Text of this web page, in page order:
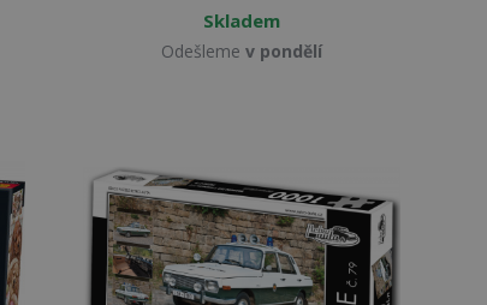
Skladem
Odešleme v pondělí